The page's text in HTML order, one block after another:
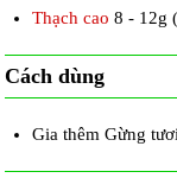
Thạch cao 8 - 12g
Cách dùng
Gia thêm Gừng